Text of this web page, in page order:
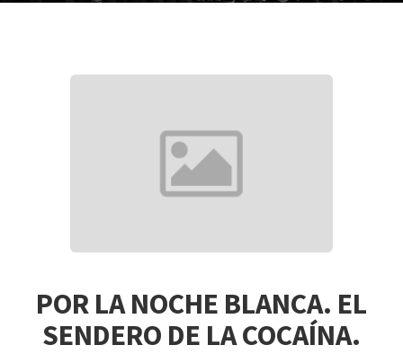
POR LA NOCHE BLANCA. EL
SENDERO DE LA COCAÍNA.